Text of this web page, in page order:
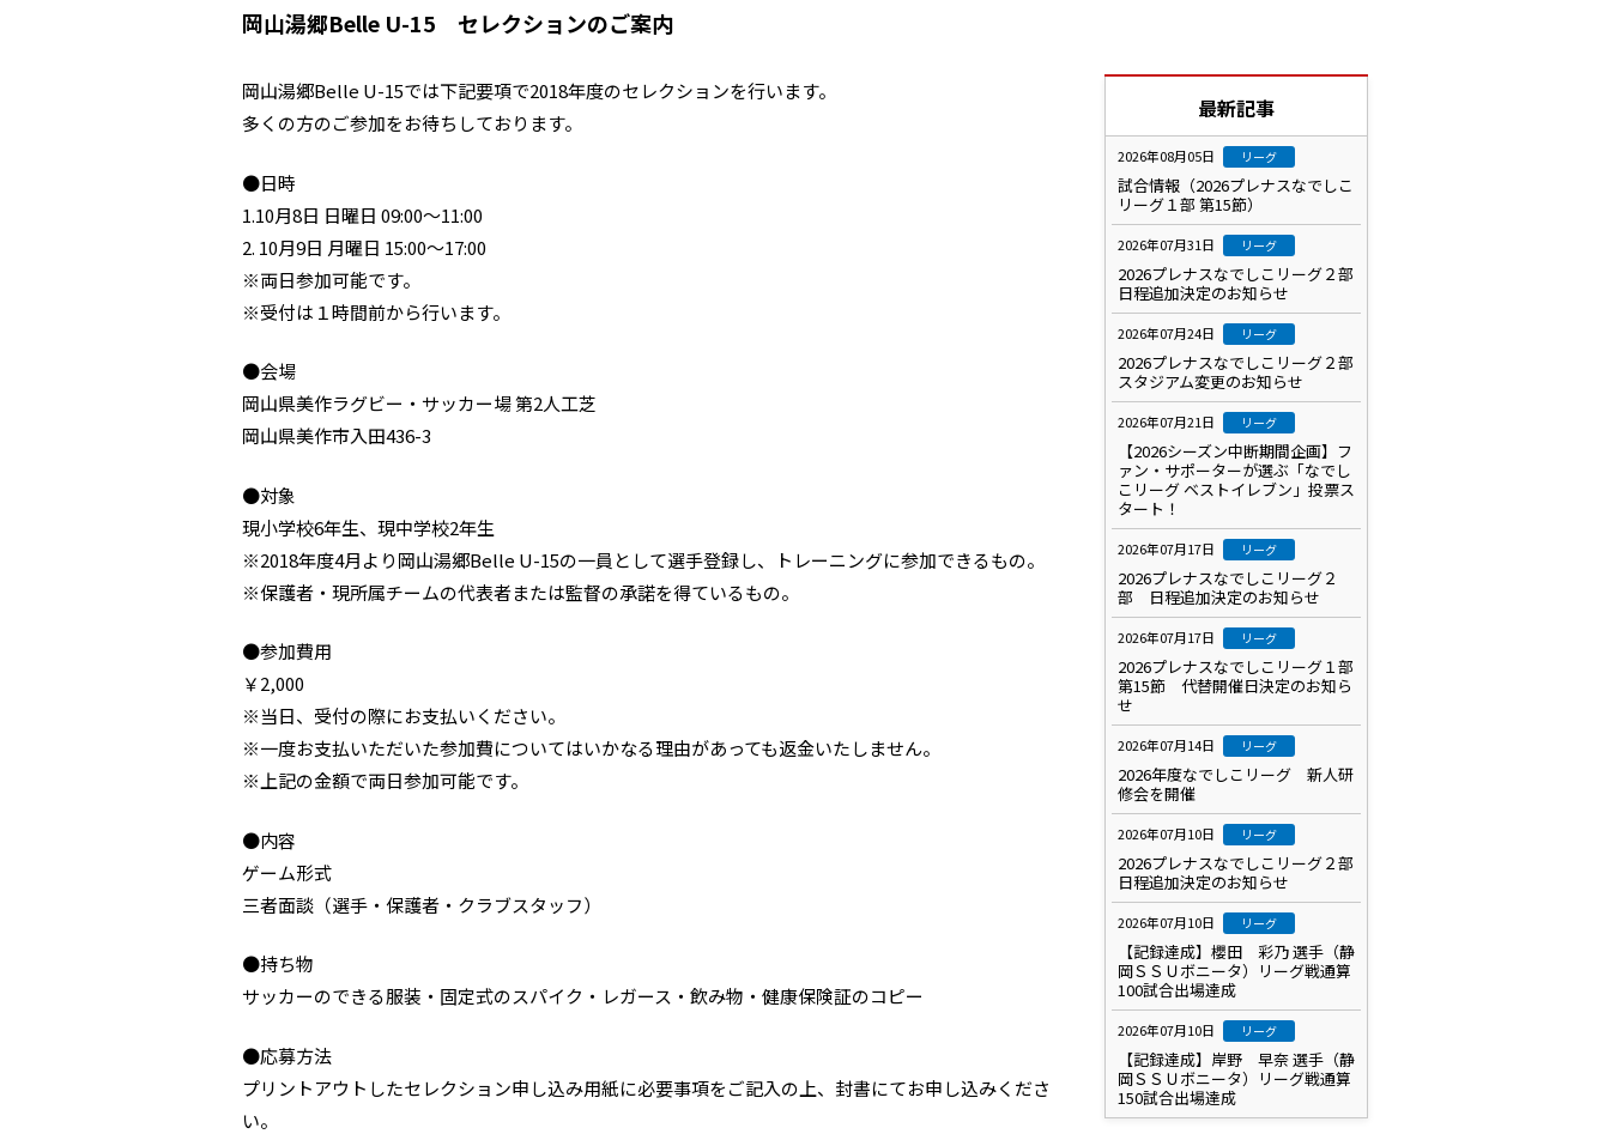
岡山湯郷Belle U-15 セレクションのご案内
岡山湯郷Belle U-15では下記要項で2018年度のセレクションを行います。
多くの方のご参加をお待ちしております。
●日時
1.10月8日 日曜日 09:00～11:00
2. 10月9日 月曜日 15:00～17:00
※両日参加可能です。
※受付は１時間前から行います。
●会場
岡山県美作ラグビー・サッカー場 第2人工芝
岡山県美作市入田436-3
●対象
現小学校6年生、現中学校2年生
※2018年度4月より岡山湯郷Belle U-15の一員として選手登録し、トレーニングに参加できるもの。
※保護者・現所属チームの代表者または監督の承諾を得ているもの。
●参加費用
￥2,000
※当日、受付の際にお支払いください。
※一度お支払いただいた参加費についてはいかなる理由があっても返金いたしません。
※上記の金額で両日参加可能です。
●内容
ゲーム形式
三者面談（選手・保護者・クラブスタッフ）
●持ち物
サッカーのできる服装・固定式のスパイク・レガース・飲み物・健康保険証のコピー
●応募方法
プリントアウトしたセレクション申し込み用紙に必要事項をご記入の上、封書にてお申し込みくださ
い。
最新記事
2026年08月05日 リーグ
試合情報（2026プレナスなでしこ
リーグ１部 第15節）
2026年07月31日 リーグ
2026プレナスなでしこリーグ２部
日程追加決定のお知らせ
2026年07月24日 リーグ
2026プレナスなでしこリーグ２部
スタジアム変更のお知らせ
2026年07月21日 リーグ
【2026シーズン中断期間企画】フ
ァン・サポーターが選ぶ「なでし
こリーグ ベストイレブン」投票ス
タート！
2026年07月17日 リーグ
2026プレナスなでしこリーグ２
部 日程追加決定のお知らせ
2026年07月17日 リーグ
2026プレナスなでしこリーグ１部
第15節 代替開催日決定のお知ら
せ
2026年07月14日 リーグ
2026年度なでしこリーグ 新人研
修会を開催
2026年07月10日 リーグ
2026プレナスなでしこリーグ２部
日程追加決定のお知らせ
2026年07月10日 リーグ
【記録達成】櫻田 彩乃 選手（静
岡ＳＳＵボニータ）リーグ戦通算
100試合出場達成
2026年07月10日 リーグ
【記録達成】岸野 早奈 選手（静
岡ＳＳＵボニータ）リーグ戦通算
150試合出場達成